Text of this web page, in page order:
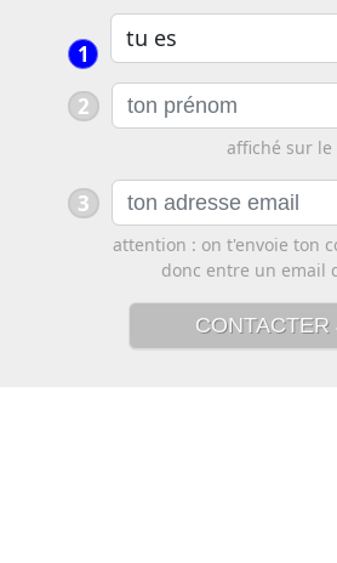
1
2
affiché sur le
3
attention : on t'envoie ton
donc entre un email
CONTACTER